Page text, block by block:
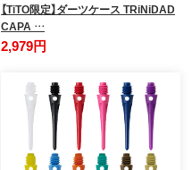
【TiTO限定】ダーツケース TRiNiDAD
CAPA …
2,979円